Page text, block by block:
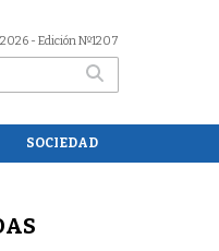
- Edición Nº1207
SOCIEDAD